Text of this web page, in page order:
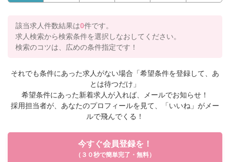
該当求人件数結果は0件です。
求人検索から検索条件を選択しなおしてください。
検索のコツは、広めの条件指定です！
それでも条件にあった求人がない場合「希望条件を登録して、あ
とは待つだけ」
希望条件にあった新着求人が入れば、メールでお知らせ！
採用担当者が、あなたのプロフィールを見て、「いいね」がメー
ルで飛んでくる！
今すぐ会員登録を！
（３０秒で簡単完了・無料）